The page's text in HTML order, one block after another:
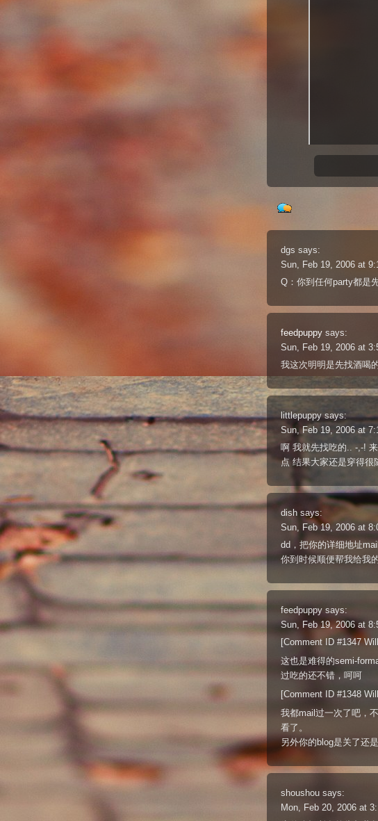
dgs says:
Sun, Feb 19, 2006 at
Q：你到任何party都是
feedpuppy says:
Sun, Feb 19, 2006 at
我这次明明是先找酒喝
littlepuppy says:
Sun, Feb 19, 2006 at
啊 我就先找吃的.. -,-!
点 结果大家还是穿得很
dish says:
Sun, Feb 19, 2006 at
dd，把你的详细地址
你到时候顺便帮我给我的
feedpuppy says:
Sun, Feb 19, 2006 at
[Comment ID #1347
这也是难得的semi-
过吃的还不错，呵呵
[Comment ID #1348
我都mail过一次了吧，
看了。
另外你的blog是关了还
shoushou says:
Mon, Feb 20, 2006 at